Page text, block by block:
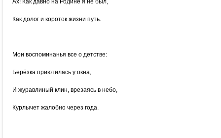
Ах! Как давно на Родине я не был,
Как долог и короток жизни путь.
Мои воспоминанья все о детстве:
Берёзка приютилась у окна,
И журавлиный клин, врезаясь в небо,
Курлычет жалобно через года.